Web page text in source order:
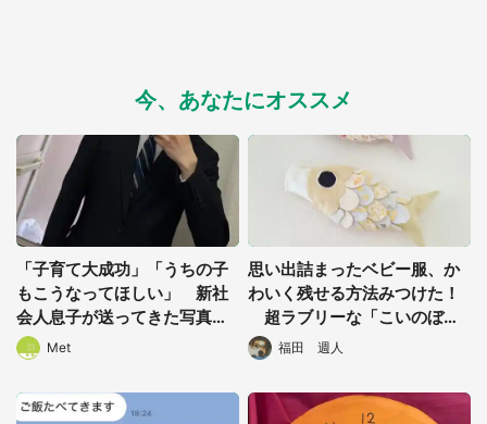
都道府選択
今、あなたにオススメ
「子育て大成功」「うちの子
もこうなってほしい」 新社
会人息子が送ってきた写真に
母と22万人驚がく
Met
思い出詰まったベビー服、か
わいく残せる方法みつけた！
超ラブリーな「こいのぼ
り」に1.6万人感動
福田 週人